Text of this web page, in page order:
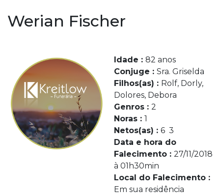
Werian Fischer
Idade : 82 anos
Conjuge : Sra. Griselda
Filhos(as) : Rolf, Dorly,
Dolores, Debora
Genros : 2
Noras : 1
Netos(as) : 6 3
Data e hora do
Falecimento : 27/11/2018
à 01h30min
Local do Falecimento :
Em sua residência